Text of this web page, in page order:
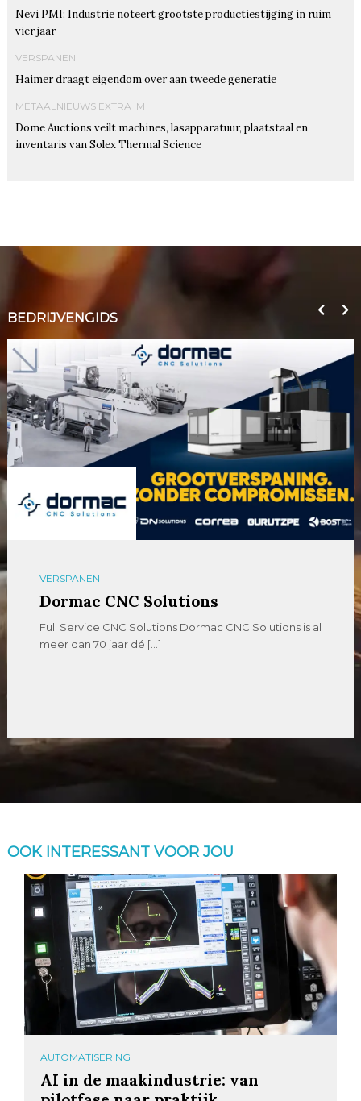
Nevi PMI: Industrie noteert grootste productiestijging in ruim
vier jaar
VERSPANEN
Haimer draagt eigendom over aan tweede generatie
METAALNIEUWS EXTRA IM
Dome Auctions veilt machines, lasapparatuur, plaatstaal en
inventaris van Solex Thermal Science
BEDRIJVENGIDS
VERSPANEN
Dormac CNC Solutions
Full Service CNC Solutions Dormac CNC Solutions is al
meer dan 70 jaar dé […]
OOK INTERESSANT VOOR JOU
AUTOMATISERING
AI in de maakindustrie: van